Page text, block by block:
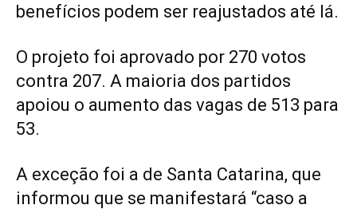
benefícios podem ser reajustados até lá.
O projeto foi aprovado por 270 votos
contra 207. A maioria dos partidos
apoiou o aumento das vagas de 513 para
53.
A exceção foi a de Santa Catarina, que
informou que se manifestará “caso a